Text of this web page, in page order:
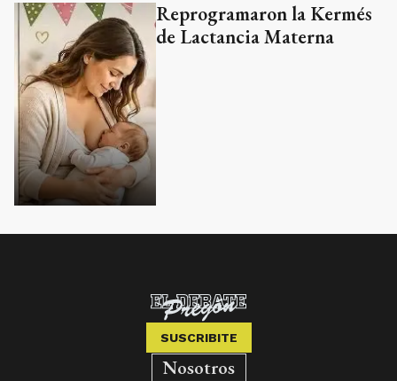
Reprogramaron la Kermés
de Lactancia Materna
SUSCRIBITE
Nosotros